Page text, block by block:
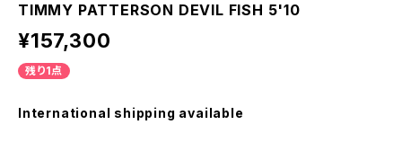
TIMMY PATTERSON DEVIL FISH 5'10
¥157,300
残り1点
International shipping available